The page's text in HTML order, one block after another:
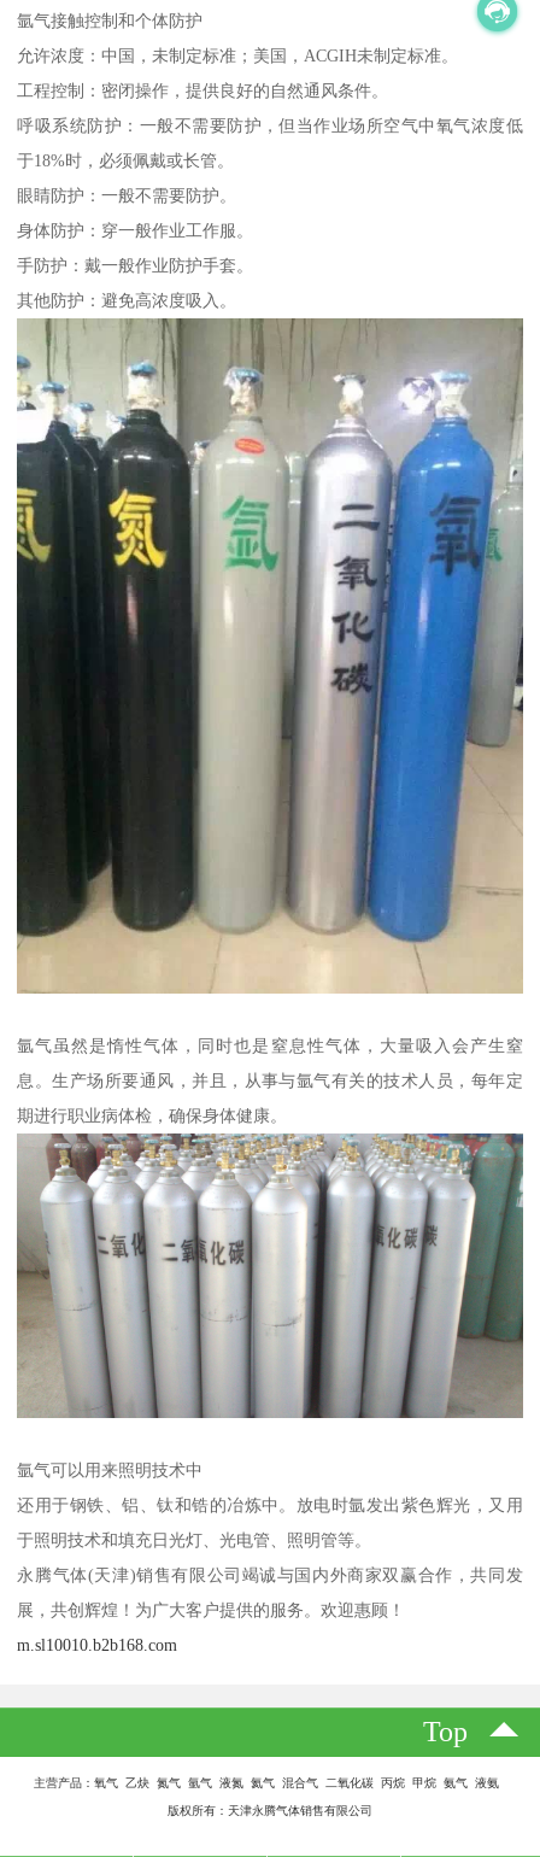
氩气接触控制和个体防护
允许浓度：中国，未制定标准；美国，ACGIH未制定标准。
工程控制：密闭操作，提供良好的自然通风条件。
呼吸系统防护：一般不需要防护，但当作业场所空气中氧气浓度低
于18%时，必须佩戴或长管。
眼睛防护：一般不需要防护。
身体防护：穿一般作业工作服。
手防护：戴一般作业防护手套。
其他防护：避免高浓度吸入。
氩气虽然是惰性气体，同时也是窒息性气体，大量吸入会产生窒
息。生产场所要通风，并且，从事与氩气有关的技术人员，每年定
期进行职业病体检，确保身体健康。
氩气可以用来照明技术中
还用于钢铁、铝、钛和锆的冶炼中。放电时氩发出紫色辉光，又用
于照明技术和填充日光灯、光电管、照明管等。
永腾气体(天津)销售有限公司竭诚与国内外商家双赢合作，共同发
展，共创辉煌！为广大客户提供的服务。欢迎惠顾！
m.sl10010.b2b168.com
Top
主营产品：氧气 乙炔 氮气 氩气 液氮 氦气 混合气 二氧化碳 丙烷 甲烷 氨气 液氨
版权所有：天津永腾气体销售有限公司